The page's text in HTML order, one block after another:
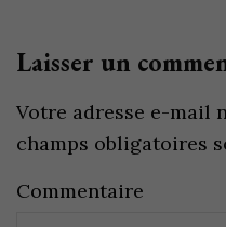
Laisser un
Votre adresse e-mail
champs obligatoires
Commentaire